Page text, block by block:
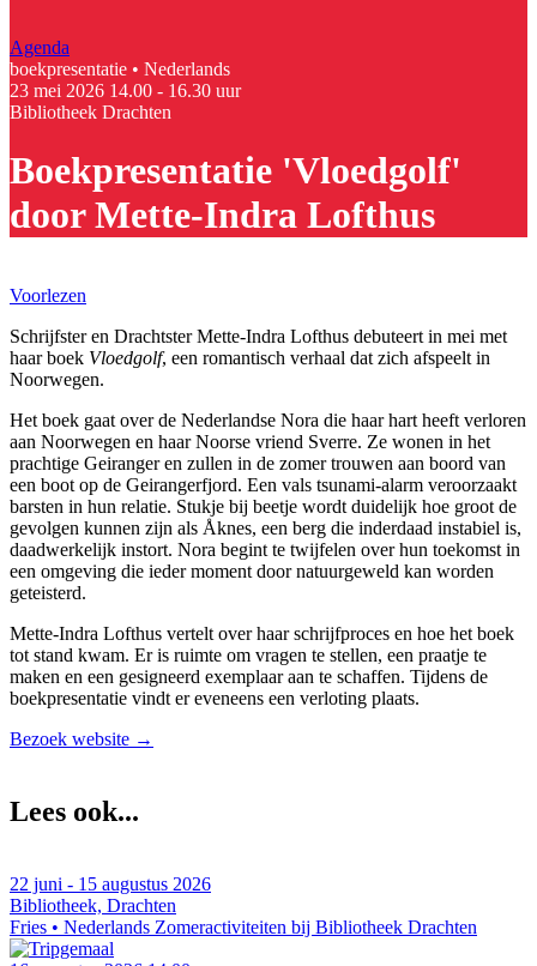
Agenda
boekpresentatie • Nederlands
23 mei 2026 14.00 - 16.30 uur
Bibliotheek Drachten
Boekpresentatie 'Vloedgolf'
door Mette-Indra Lofthus
Voorlezen
Schrijfster en Drachtster Mette-Indra Lofthus debuteert in mei met
haar boek Vloedgolf, een romantisch verhaal dat zich afspeelt in
Noorwegen.
Het boek gaat over de Nederlandse Nora die haar hart heeft verloren
aan Noorwegen en haar Noorse vriend Sverre. Ze wonen in het
prachtige Geiranger en zullen in de zomer trouwen aan boord van
een boot op de Geirangerfjord. Een vals tsunami-alarm veroorzaakt
barsten in hun relatie. Stukje bij beetje wordt duidelijk hoe groot de
gevolgen kunnen zijn als Åknes, een berg die inderdaad instabiel is,
daadwerkelijk instort. Nora begint te twijfelen over hun toekomst in
een omgeving die ieder moment door natuurgeweld kan worden
geteisterd.
Mette-Indra Lofthus vertelt over haar schrijfproces en hoe het boek
tot stand kwam. Er is ruimte om vragen te stellen, een praatje te
maken en een gesigneerd exemplaar aan te schaffen. Tijdens de
boekpresentatie vindt er eveneens een verloting plaats.
Bezoek website →
Lees ook...
22 juni - 15 augustus 2026
Bibliotheek, Drachten
Fries • Nederlands Zomeractiviteiten bij Bibliotheek Drachten